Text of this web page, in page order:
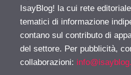
IsayBlog! la cui rete
tematici di informazione
contano sul contributo di
del settore. Per pubblicità,
collaborazioni: